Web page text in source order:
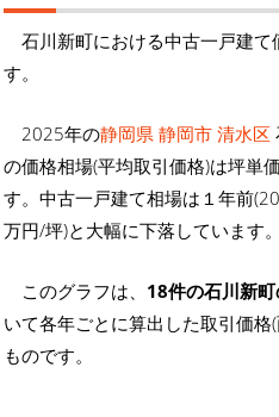
石川新町における中古一戸建
す。
2025年の静岡県 静岡市 清水区
の価格相場(平均取引価格)は坪単価
す。中古一戸建て相場は１年前
万円/坪)と大幅に下落しています。
このグラフは、 18件の石川新
いて各年ごとに算出した取引価
ものです。